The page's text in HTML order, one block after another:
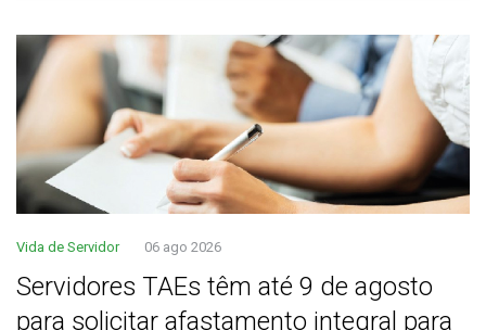
Vida de Servidor 06 ago 2026
Servidores TAEs têm até 9 de agosto
para solicitar afastamento integral para